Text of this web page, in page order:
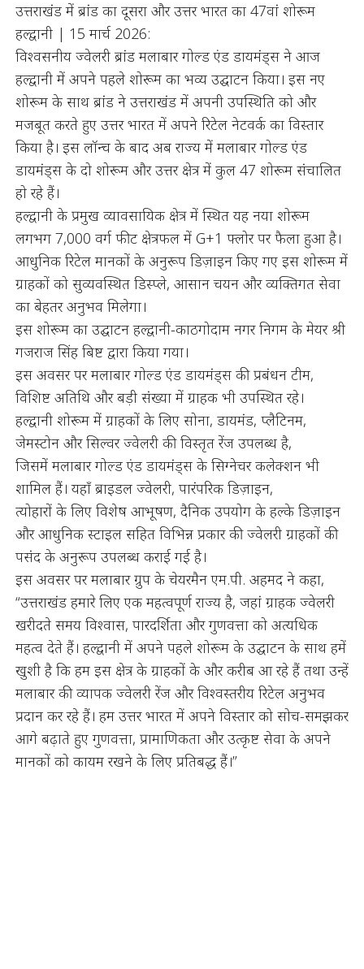
उत्तराखंड में ब्रांड का दूसरा और उत्तर भारत का 47वां शोरूम
हल्द्वानी | 15 मार्च 2026:
विश्वसनीय ज्वेलरी ब्रांड मलाबार गोल्ड एंड डायमंड्स ने आज
हल्द्वानी में अपने पहले शोरूम का भव्य उद्घाटन किया। इस नए
शोरूम के साथ ब्रांड ने उत्तराखंड में अपनी उपस्थिति को और
मजबूत करते हुए उत्तर भारत में अपने रिटेल नेटवर्क का विस्तार
किया है। इस लॉन्च के बाद अब राज्य में मलाबार गोल्ड एंड
डायमंड्स के दो शोरूम और उत्तर क्षेत्र में कुल 47 शोरूम संचालित
हो रहे हैं।
हल्द्वानी के प्रमुख व्यावसायिक क्षेत्र में स्थित यह नया शोरूम
लगभग 7,000 वर्ग फीट क्षेत्रफल में G+1 फ्लोर पर फैला हुआ है।
आधुनिक रिटेल मानकों के अनुरूप डिज़ाइन किए गए इस शोरूम में
ग्राहकों को सुव्यवस्थित डिस्प्ले, आसान चयन और व्यक्तिगत सेवा
का बेहतर अनुभव मिलेगा।
इस शोरूम का उद्घाटन हल्द्वानी-काठगोदाम नगर निगम के मेयर श्री
गजराज सिंह बिष्ट द्वारा किया गया।
इस अवसर पर मलाबार गोल्ड एंड डायमंड्स की प्रबंधन टीम,
विशिष्ट अतिथि और बड़ी संख्या में ग्राहक भी उपस्थित रहे।
हल्द्वानी शोरूम में ग्राहकों के लिए सोना, डायमंड, प्लैटिनम,
जेमस्टोन और सिल्वर ज्वेलरी की विस्तृत रेंज उपलब्ध है,
जिसमें मलाबार गोल्ड एंड डायमंड्स के सिग्नेचर कलेक्शन भी
शामिल हैं। यहाँ ब्राइडल ज्वेलरी, पारंपरिक डिज़ाइन,
त्योहारों के लिए विशेष आभूषण, दैनिक उपयोग के हल्के डिज़ाइन
और आधुनिक स्टाइल सहित विभिन्न प्रकार की ज्वेलरी ग्राहकों की
पसंद के अनुरूप उपलब्ध कराई गई है।
इस अवसर पर मलाबार ग्रुप के चेयरमैन एम.पी. अहमद ने कहा,
“उत्तराखंड हमारे लिए एक महत्वपूर्ण राज्य है, जहां ग्राहक ज्वेलरी
खरीदते समय विश्वास, पारदर्शिता और गुणवत्ता को अत्यधिक
महत्व देते हैं। हल्द्वानी में अपने पहले शोरूम के उद्घाटन के साथ हमें
खुशी है कि हम इस क्षेत्र के ग्राहकों के और करीब आ रहे हैं तथा उन्हें
मलाबार की व्यापक ज्वेलरी रेंज और विश्वस्तरीय रिटेल अनुभव
प्रदान कर रहे हैं। हम उत्तर भारत में अपने विस्तार को सोच-समझकर
आगे बढ़ाते हुए गुणवत्ता, प्रामाणिकता और उत्कृष्ट सेवा के अपने
मानकों को कायम रखने के लिए प्रतिबद्ध हैं।”